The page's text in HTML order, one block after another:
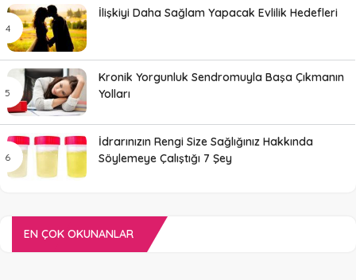
İlişkiyi Daha Sağlam Yapacak Evlilik Hedefleri
Kronik Yorgunluk Sendromuyla Başa Çıkmanın
Yolları
İdrarınızın Rengi Size Sağlığınız Hakkında
Söylemeye Çalıştığı 7 Şey
EN ÇOK OKUNANLAR